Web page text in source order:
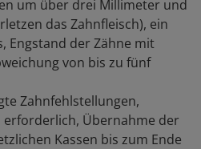
um über drei Millimeter und
das Zahnfleisch), ein
Engstand der Zähne mit
von bis zu fünf
Zahnfehlstellungen,
Übernahme der
Kassen bis zum Ende